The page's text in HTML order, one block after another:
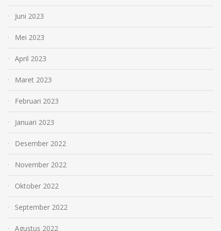
Juni 2023
Mei 2023
April 2023
Maret 2023
Februari 2023
Januari 2023
Desember 2022
November 2022
Oktober 2022
September 2022
Agustus 2022